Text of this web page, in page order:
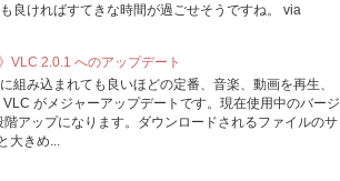
良ければすてきな時間が過ごせそうですね。 via
VLC 2.0.1 へのアップデート
組み込まれても良いほどの定番、音楽、動画を再生、
がメジャーアップデートです。現在使用中のバージ
階アップになります。ダウンロードされるファイルのサ
大きめ...